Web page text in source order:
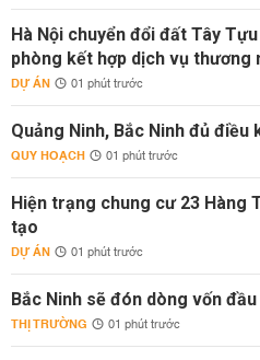
Hà Nội chuyển đổi đất Tây
phòng kết hợp dịch vụ thương
DỰ ÁN 01 phút trước
Quảng Ninh, Bắc Ninh đủ điều
QUY HOẠCH 01 phút trước
Hiện trạng chung cư 23 Hàng
tạo
DỰ ÁN 01 phút trước
Bắc Ninh sẽ đón dòng vốn
THỊ TRƯỜNG 01 phút trước